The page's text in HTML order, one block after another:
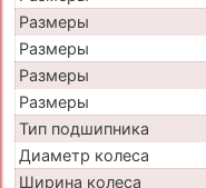
Размеры
Размеры
Размеры
Размеры
Тип подшипника
Диаметр колеса
Ширина колеса